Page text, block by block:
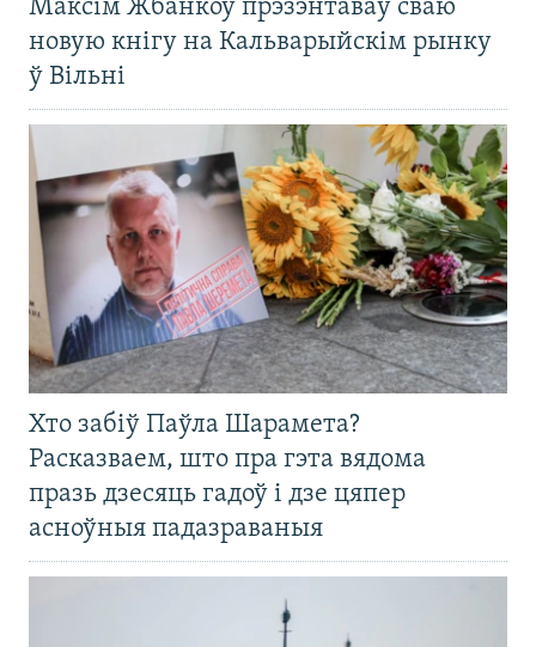
Максім Жбанкоў прэзэнтаваў сваю
новую кнігу на Кальварыйскім рынку
ў Вільні
Хто забіў Паўла Шарамета?
Расказваем, што пра гэта вядома
празь дзесяць гадоў і дзе цяпер
асноўныя падазраваныя